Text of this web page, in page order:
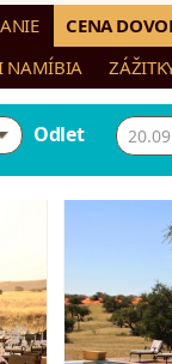
CENA
NAMÍBIA
Odlet